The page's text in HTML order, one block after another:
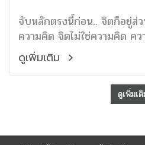
จับหลักตรงนี้ก่อน.. จิตก็อยู่ส่
ความคิด จิตไม่ใช่ความคิด คว
ดูเพิ่มเติม
ดูเพิ่มเ